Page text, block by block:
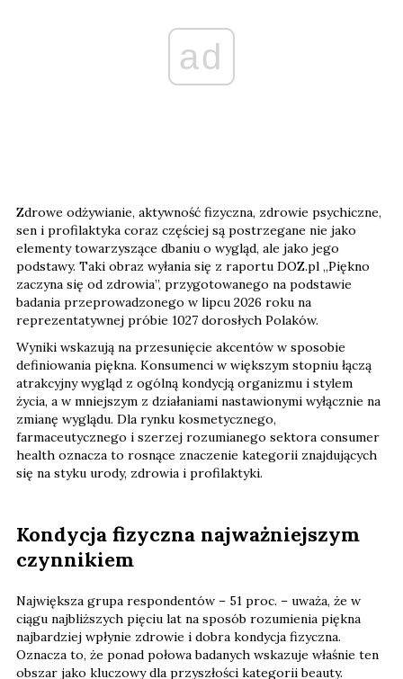
ad
Zdrowe odżywianie, aktywność fizyczna, zdrowie psychiczne,
sen i profilaktyka coraz częściej są postrzegane nie jako
elementy towarzyszące dbaniu o wygląd, ale jako jego
podstawy. Taki obraz wyłania się z raportu DOZ.pl „Piękno
zaczyna się od zdrowia”, przygotowanego na podstawie
badania przeprowadzonego w lipcu 2026 roku na
reprezentatywnej próbie 1027 dorosłych Polaków.
Wyniki wskazują na przesunięcie akcentów w sposobie
definiowania piękna. Konsumenci w większym stopniu łączą
atrakcyjny wygląd z ogólną kondycją organizmu i stylem
życia, a w mniejszym z działaniami nastawionymi wyłącznie na
zmianę wyglądu. Dla rynku kosmetycznego,
farmaceutycznego i szerzej rozumianego sektora consumer
health oznacza to rosnące znaczenie kategorii znajdujących
się na styku urody, zdrowia i profilaktyki.
Kondycja fizyczna najważniejszym
czynnikiem
Największa grupa respondentów – 51 proc. – uważa, że w
ciągu najbliższych pięciu lat na sposób rozumienia piękna
najbardziej wpłynie zdrowie i dobra kondycja fizyczna.
Oznacza to, że ponad połowa badanych wskazuje właśnie ten
obszar jako kluczowy dla przyszłości kategorii beauty.